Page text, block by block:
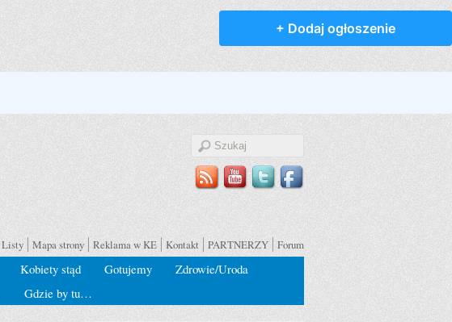
Listy Mapa strony Reklama w KE Kontakt PARTNERZY Forum
Kobiety stąd Gotujemy
Zdrowie/Uroda
Gdzie by tu…